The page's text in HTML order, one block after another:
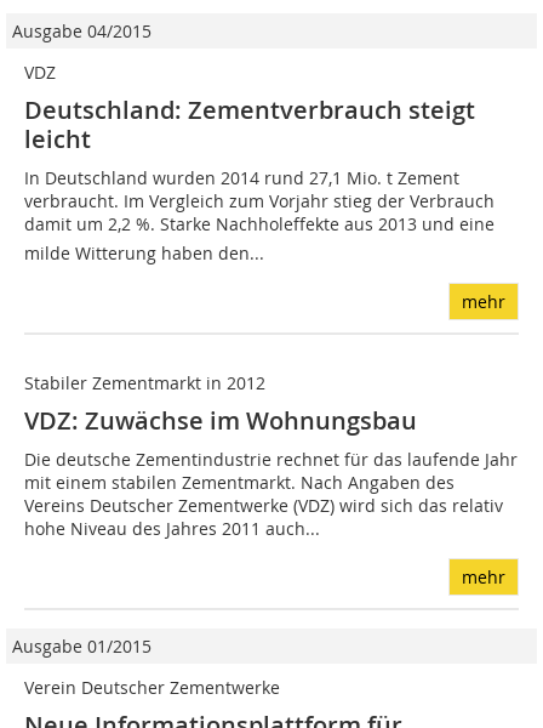
Ausgabe 04/2015
VDZ
Deutschland: Zementverbrauch steigt
leicht
In Deutschland wurden 2014 rund 27,1 Mio. t Zement
verbraucht. Im Vergleich zum Vorjahr stieg der Verbrauch
damit um 2,2 %. Starke Nachholeffekte aus 2013 und eine
milde Witterung haben den...
mehr
Stabiler Zementmarkt in 2012
VDZ: Zuwächse im Wohnungsbau
Die deutsche Zementindustrie rechnet für das laufende Jahr
mit einem stabilen Zementmarkt. Nach Angaben des
Vereins Deutscher Zementwerke (VDZ) wird sich das relativ
hohe Niveau des Jahres 2011 auch...
mehr
Ausgabe 01/2015
Verein Deutscher Zementwerke